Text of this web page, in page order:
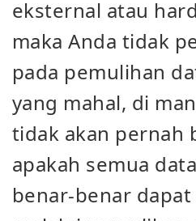
eksternal atau
maka Anda tidak
pada pemulihan
yang mahal, di
tidak akan pernah
apakah semua
benar-benar